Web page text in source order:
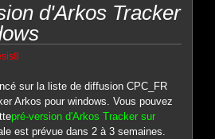
d'Arkos Tracker
sur la liste de diffusion CPC_FR
Arkos pour windows. Vous pouvez
pré-version d'Arkos Tracker sur
est prévue dans 2 à 3 semaines.